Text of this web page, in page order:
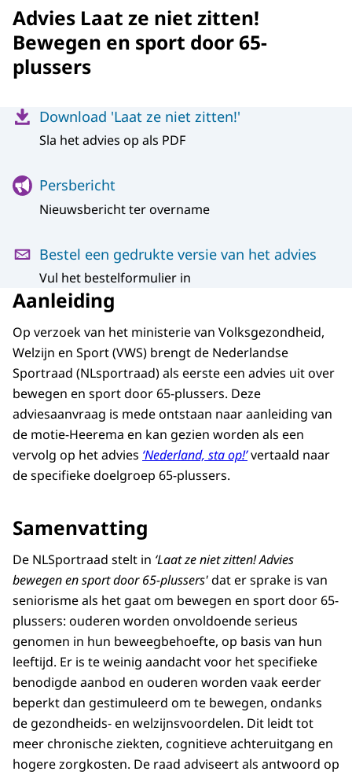
Advies Laat ze niet zitten!
Bewegen en sport door 65-
plussers
MenuDownload 'Laat ze niet zitten!'
Sla het advies op als PDF
Persbericht
Nieuwsbericht ter overname
Bestel een gedrukte versie van het advies
Vul het bestelformulier in
Aanleiding
Op verzoek van het ministerie van Volksgezondheid,
Welzijn en Sport (VWS) brengt de Nederlandse
Sportraad (NLsportraad) als eerste een advies uit over
bewegen en sport door 65-plussers. Deze
adviesaanvraag is mede ontstaan naar aanleiding van
de motie-Heerema en kan gezien worden als een
vervolg op het advies ‘Nederland, sta op!’vertaald naar
de specifieke doelgroep 65-plussers.
Samenvatting
De NLSportraad stelt in ‘Laat ze niet zitten! Advies
bewegen en sport door 65-plussers'dat er sprake is van
seniorisme als het gaat om bewegen en sport door 65-
plussers: ouderen worden onvoldoende serieus
genomen in hun beweegbehoefte, op basis van hun
leeftijd. Er is te weinig aandacht voor het specifieke
benodigde aanbod en ouderen worden vaak eerder
beperkt dan gestimuleerd om te bewegen, ondanks
de gezondheids- en welzijnsvoordelen. Dit leidt tot
meer chronische ziekten, cognitieve achteruitgang en
hogere zorgkosten. De raad adviseert als antwoord op